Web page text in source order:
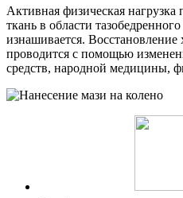
Активная физическая
ткань в области
изнашивается. Восстановление
проводится с помощью
средств, народной медицины,